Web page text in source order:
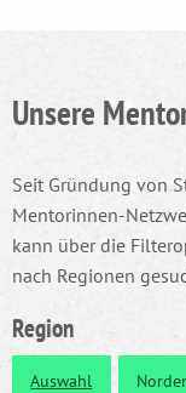
Unsere
Seit Gründung von
Mentorinnen-
kann über die
nach Regionen
Region
Auswahl